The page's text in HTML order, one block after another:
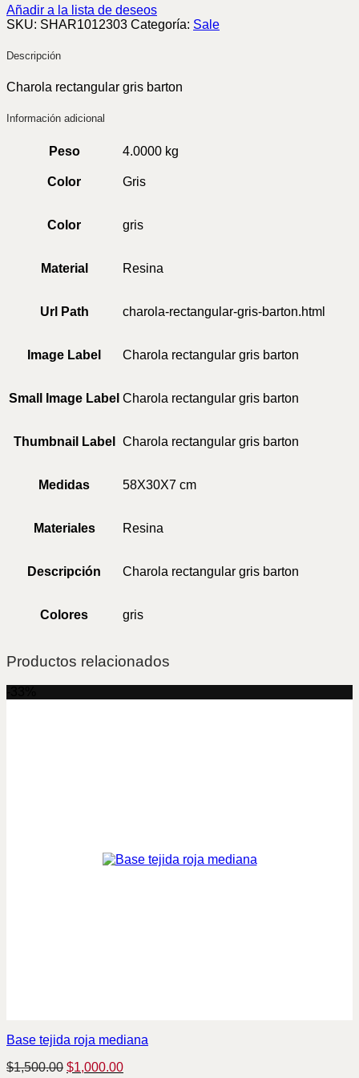
Añadir a la lista de deseos
SKU: SHAR1012303 Categoría: Sale
Descripción
Charola rectangular gris barton
Información adicional
Peso 4.0000 kg
Color Gris
Color gris
Material Resina
Url Path charola-rectangular-gris-barton.html
Image Label Charola rectangular gris barton
Small Image Label Charola rectangular gris barton
Thumbnail Label Charola rectangular gris barton
Medidas 58X30X7 cm
Materiales Resina
Descripción Charola rectangular gris barton
Colores gris
Productos relacionados
Base tejida roja mediana
$1,500.00 Original
$1,000.00Current